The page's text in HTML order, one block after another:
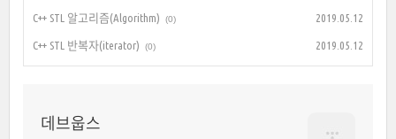
C++ STL 알고리즘(Algorithm) (0) 2019.05.12
C++ STL 반복자(iterator) (0) 2019.05.12
데브웁스